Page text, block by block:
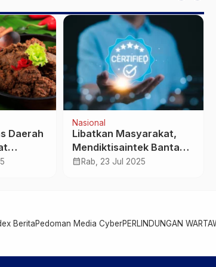
Daerah
Nasional
Libatkan Masyarakat,
Mendiktisaintek Bantah
Lepas Tanggung Jawab
calendar_monthRab, 23 Jul 2025
BeritaPedoman Media CyberPERLINDUNGAN